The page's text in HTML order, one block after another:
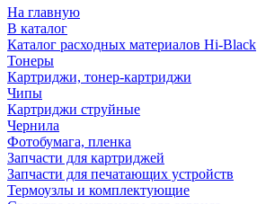
На главную
В каталог
Каталог расходных материалов Hi-Black
Тонеры
Картриджи, тонер-картриджи
Чипы
Картриджи струйные
Чернила
Фотобумага, пленка
Запчасти для картриджей
Запчасти для печатающих устройств
Термоузлы и комплектующие